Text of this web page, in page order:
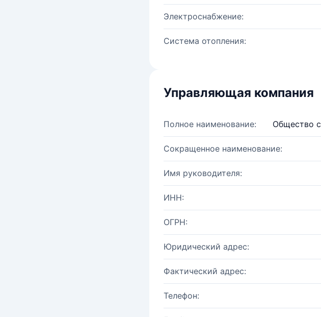
Электроснабжение:
Система отопления:
Управляющая компания
Полное наименование: Общество
Сокращенное наименование:
Имя руководителя:
ИНН:
ОГРН:
Юридический адрес:
Фактический адрес:
Телефон: